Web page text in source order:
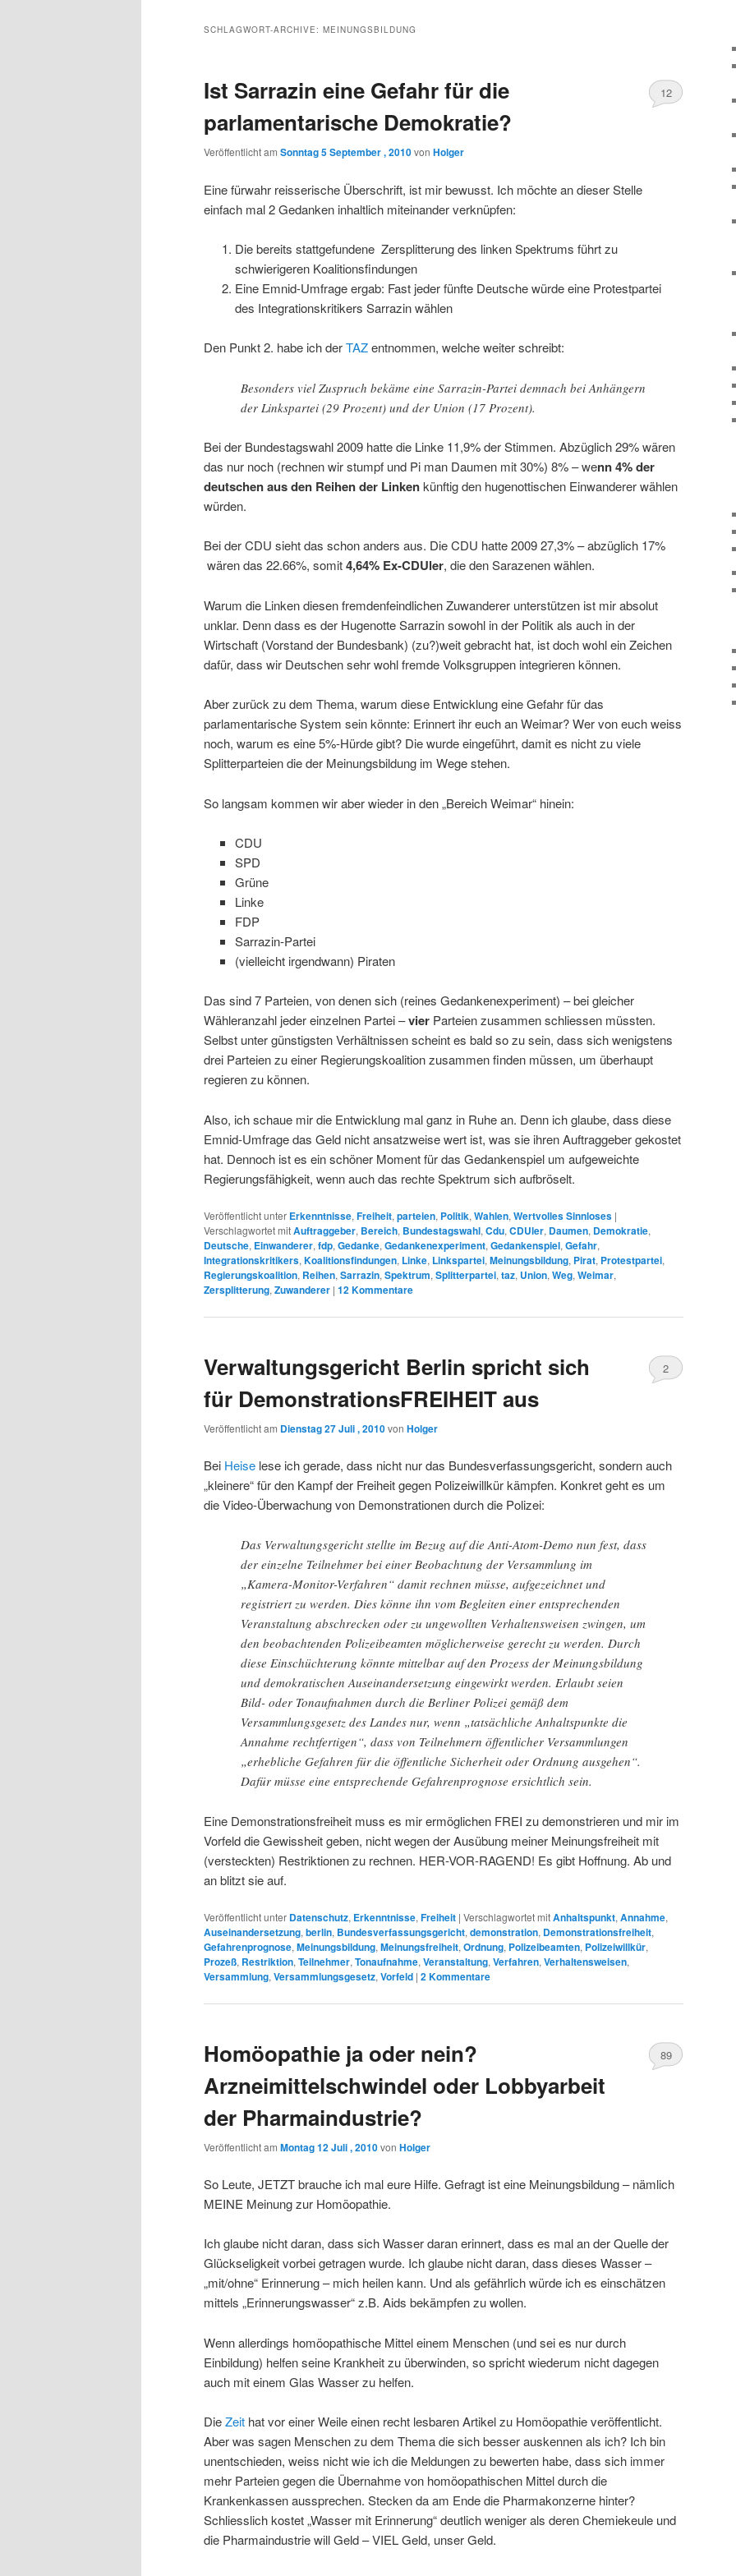
wechseln
SCHLAGWORT-ARCHIVE: MEINUNGSBILDUNG
Ist Sarrazin eine Gefahr für die
parlamentarische Demokratie?
Veröffentlicht am Sonntag 5 September , 2010von Holger
12
Eine fürwahr reisserische Überschrift, ist mir bewusst. Ich möchte an dieser Stelle
einfach mal 2 Gedanken inhaltlich miteinander verknüpfen:
Die bereits stattgefundene Zersplitterung des linken Spektrums führt zu
schwierigeren Koalitionsfindungen
Eine Emnid-Umfrage ergab: Fast jeder fünfte Deutsche würde eine Protestpartei
des Integrationskritikers Sarrazin wählen
Den Punkt 2. habe ich derTAZentnommen, welche weiter schreibt:
Besonders viel Zuspruch bekäme eine Sarrazin-Partei demnach bei Anhängern
der Linkspartei (29 Prozent) und der Union (17 Prozent).
Bei der Bundestagswahl 2009 hatte die Linke 11,9% der Stimmen. Abzüglich 29% wären
das nur noch (rechnen wir stumpf und Pi man Daumen mit 30%) 8% – wenn 4% der
deutschen aus den Reihen der Linkenkünftig den hugenottischen Einwanderer wählen
würden.
Bei der CDU sieht das schon anders aus. Die CDU hatte 2009 27,3% – abzüglich 17%
wären das 22.66%, somit4,64% Ex-CDUler, die den Sarazenen wählen.
Warum die Linken diesen fremdenfeindlichen Zuwanderer unterstützen ist mir absolut
unklar. Denn dass es der Hugenotte Sarrazin sowohl in der Politik als auch in der
Wirtschaft (Vorstand der Bundesbank) (zu?)weit gebracht hat, ist doch wohl ein Zeichen
dafür, dass wir Deutschen sehr wohl fremde Volksgruppen integrieren können.
Aber zurück zu dem Thema, warum diese Entwicklung eine Gefahr für das
parlamentarische System sein könnte: Erinnert ihr euch an Weimar? Wer von euch weiss
noch, warum es eine 5%-Hürde gibt? Die wurde eingeführt, damit es nicht zu viele
Splitterparteien die der Meinungsbildung im Wege stehen.
So langsam kommen wir aber wieder in den „Bereich Weimar“ hinein:
CDU
SPD
Grüne
Linke
FDP
Sarrazin-Partei
(vielleicht irgendwann) Piraten
Das sind 7 Parteien, von denen sich (reines Gedankenexperiment) – bei gleicher
Wähleranzahl jeder einzelnen Partei –vier Parteien zusammen schliessen müssten.
Selbst unter günstigsten Verhältnissen scheint es bald so zu sein, dass sich wenigstens
drei Parteien zu einer Regierungskoalition zusammen finden müssen, um überhaupt
regieren zu können.
Also, ich schaue mir die Entwicklung mal ganz in Ruhe an. Denn ich glaube, dass diese
Emnid-Umfrage das Geld nicht ansatzweise wert ist, was sie ihren Auftraggeber gekostet
hat. Dennoch ist es ein schöner Moment für das Gedankenspiel um aufgeweichte
Regierungsfähigkeit, wenn auch das rechte Spektrum sich aufbröselt.
Veröffentlicht unter Erkenntnisse, Freiheit, parteien, Politik, Wahlen, Wertvolles Sinnloses |
Verschlagwortet mitAuftraggeber, Bereich, Bundestagswahl, Cdu, CDUler, Daumen, Demokratie,
Deutsche, Einwanderer, fdp, Gedanke, Gedankenexperiment, Gedankenspiel, Gefahr,
Integrationskritikers, Koalitionsfindungen, Linke, Linkspartei, Meinungsbildung, Pirat, Protestpartei,
Regierungskoalition, Reihen, Sarrazin, Spektrum, Splitterpartei, taz, Union, Weg, Weimar,
Zersplitterung, Zuwanderer | 12Kommentare
Verwaltungsgericht Berlin spricht sich
für DemonstrationsFREIHEIT aus
Veröffentlicht am Dienstag 27 Juli , 2010von Holger
2
Bei Heise lese ich gerade, dass nicht nur das Bundesverfassungsgericht, sondern auch
„kleinere“ für den Kampf der Freiheit gegen Polizeiwillkür kämpfen. Konkret geht es um
die Video-Überwachung von Demonstrationen durch die Polizei:
Das Verwaltungsgericht stellte im Bezug auf die Anti-Atom-Demo nun fest, dass
der einzelne Teilnehmer bei einer Beobachtung der Versammlung im
„Kamera-Monitor-Verfahren“ damit rechnen müsse, aufgezeichnet und
registriert zu werden. Dies könne ihn vom Begleiten einer entsprechenden
Veranstaltung abschrecken oder zu ungewollten Verhaltensweisen zwingen, um
den beobachtenden Polizeibeamten möglicherweise gerecht zu werden. Durch
diese Einschüchterung könnte mittelbar auf den Prozess der Meinungsbildung
und demokratischen Auseinandersetzung eingewirkt werden. Erlaubt seien
Bild- oder Tonaufnahmen durch die Berliner Polizei gemäß dem
Versammlungsgesetz des Landes nur, wenn „tatsächliche Anhaltspunkte die
Annahme rechtfertigen“, dass von Teilnehmern öffentlicher Versammlungen
„erhebliche Gefahren für die öffentliche Sicherheit oder Ordnung ausgehen“.
Dafür müsse eine entsprechende Gefahrenprognose ersichtlich sein.
Eine Demonstrationsfreiheit muss es mir ermöglichen FREI zu demonstrieren und mir im
Vorfeld die Gewissheit geben, nicht wegen der Ausübung meiner Meinungsfreiheit mit
(versteckten) Restriktionen zu rechnen. HER-VOR-RAGEND! Es gibt Hoffnung. Ab und
an blitzt sie auf.
Veröffentlicht unter Datenschutz, Erkenntnisse, Freiheit | Verschlagwortet mitAnhaltspunkt, Annahme,
Auseinandersetzung, berlin, Bundesverfassungsgericht, demonstration, Demonstrationsfreiheit,
Gefahrenprognose, Meinungsbildung, Meinungsfreiheit, Ordnung, Polizeibeamten, Polizeiwillkür,
Prozeß, Restriktion, Teilnehmer, Tonaufnahme, Veranstaltung, Verfahren, Verhaltensweisen,
Versammlung, Versammlungsgesetz, Vorfeld | 2Kommentare
Homöopathie ja oder nein?
Arzneimittelschwindel oder Lobbyarbeit
der Pharmaindustrie?
Veröffentlicht am Montag 12 Juli , 2010von Holger
89
So Leute, JETZT brauche ich mal eure Hilfe. Gefragt ist eine Meinungsbildung – nämlich
MEINE Meinung zur Homöopathie.
Ich glaube nicht daran, dass sich Wasser daran erinnert, dass es mal an der Quelle der
Glückseligkeit vorbei getragen wurde. Ich glaube nicht daran, dass dieses Wasser –
„mit/ohne“ Erinnerung – mich heilen kann. Und als gefährlich würde ich es einschätzen
mittels „Erinnerungswasser“ z.B. Aids bekämpfen zu wollen.
Wenn allerdings homöopathische Mittel einem Menschen (und sei es nur durch
Einbildung) helfen seine Krankheit zu überwinden, so spricht wiederum nicht dagegen
auch mit einem Glas Wasser zu helfen.
DieZeit hat vor einer Weile einen recht lesbaren Artikel zu Homöopathie veröffentlicht.
Aber was sagen Menschen zu dem Thema die sich besser auskennen als ich? Ich bin
unentschieden, weiss nicht wie ich die Meldungen zu bewerten habe, dass sich immer
mehr Parteien gegen die Übernahme von homöopathischen Mittel durch die
Krankenkassen aussprechen. Stecken da am Ende die Pharmakonzerne hinter?
Schliesslich kostet „Wasser mit Erinnerung“ deutlich weniger als deren Chemiekeule und
die Pharmaindustrie will Geld – VIEL Geld, unser Geld.